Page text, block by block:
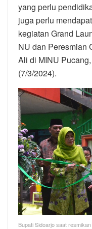
yang perlu
juga perlu
kegiatan Grand
NU dan Peresmian
Ali di MINU
(7/3/2024).
Bupati Sidoarjo saat